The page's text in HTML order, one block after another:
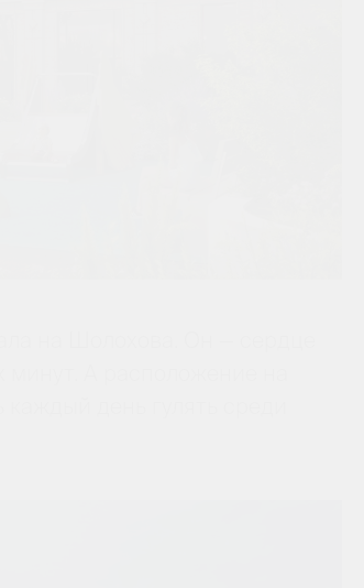
на Шолохова. Он — сердце
А расположение на
день гулять среди